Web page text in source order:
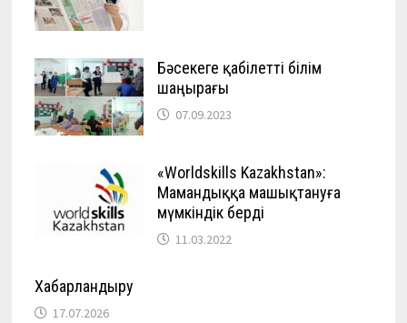
Бәсекеге қабілетті білім
шаңырағы
07.09.2023
«Worldskills Kazakhstan»:
Мамандыққа машықтануға
мүмкіндік берді
11.03.2022
Хабарландыру
17.07.2026